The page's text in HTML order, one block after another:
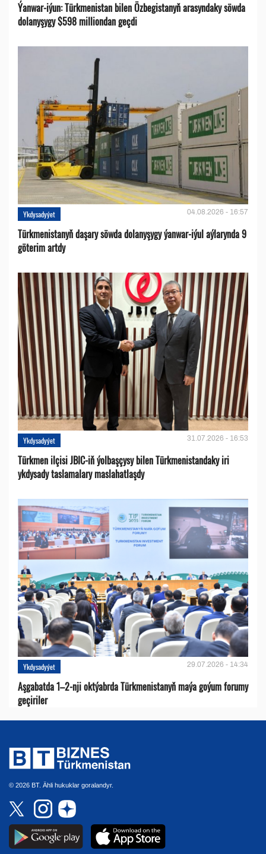
Ýanwar-iýun: Türkmenistan bilen Özbegistanyň arasyndaky söwda
dolanyşygy $598 milliondan geçdi
Ykdysadyýet 04.08.2026 - 16:57
Türkmenistanyň daşary söwda dolanyşygy ýanwar-iýul aýlarynda 9
göterim artdy
Ykdysadyýet 31.07.2026 - 16:53
Türkmen ilçisi JBIC-iň ýolbaşçysy bilen Türkmenistandaky iri
ykdysady taslamalary maslahatlaşdy
Ykdysadyýet 29.07.2026 - 14:34
Aşgabatda 1–2-nji oktýabrda Türkmenistanyň maýa goýum forumy
geçiriler
© 2026 BT. Ähli hukuklar goralandyr.